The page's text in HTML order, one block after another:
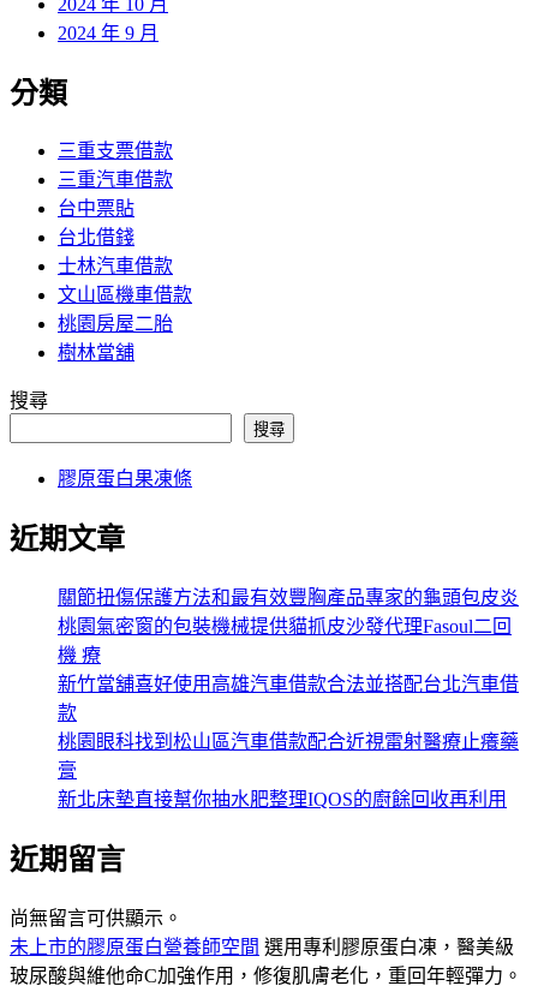
2024 年 9 月
分類
三重支票借款
三重汽車借款
台中票貼
台北借錢
士林汽車借款
文山區機車借款
桃園房屋二胎
樹林當舖
搜尋
搜尋
膠原蛋白果凍條
近期文章
關節扭傷保護方法和最有效豐胸產品專家的龜頭包皮炎
桃園氣密窗的包裝機械提供貓抓皮沙發代理Fasoul二回
機 療
新竹當舖喜好使用高雄汽車借款合法並搭配台北汽車借
款
桃園眼科找到松山區汽車借款配合近視雷射醫療止癢藥
膏
新北床墊直接幫你抽水肥整理IQOS的廚餘回收再利用
近期留言
尚無留言可供顯示。
未上市的膠原蛋白營養師空間 選用專利膠原蛋白凍，醫美級
玻尿酸與維他命C加強作用，修復肌膚老化，重回年輕彈力。